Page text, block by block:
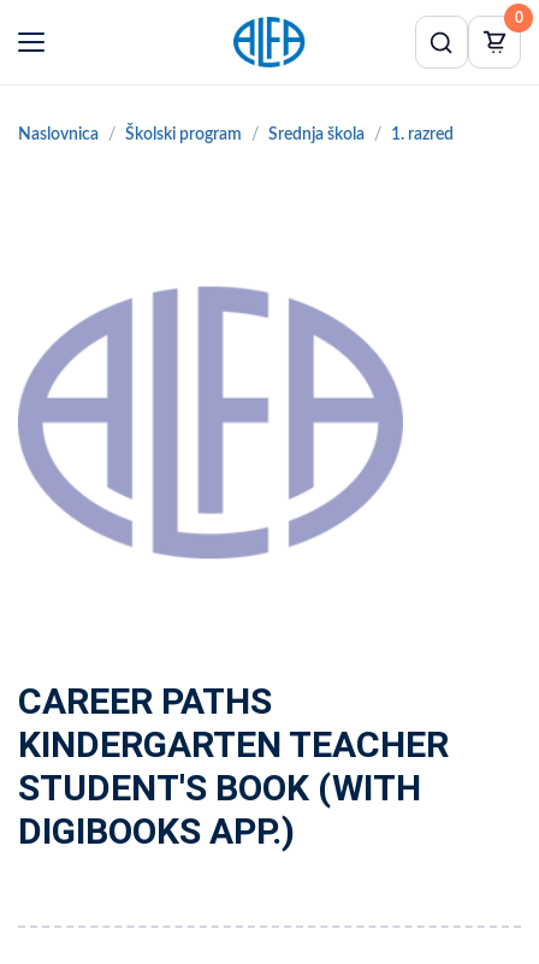
0
Naslovnica Školski program Srednja škola 1. razred
CAREER PATHS
KINDERGARTEN TEACHER
STUDENT'S BOOK (WITH
DIGIBOOKS APP.)